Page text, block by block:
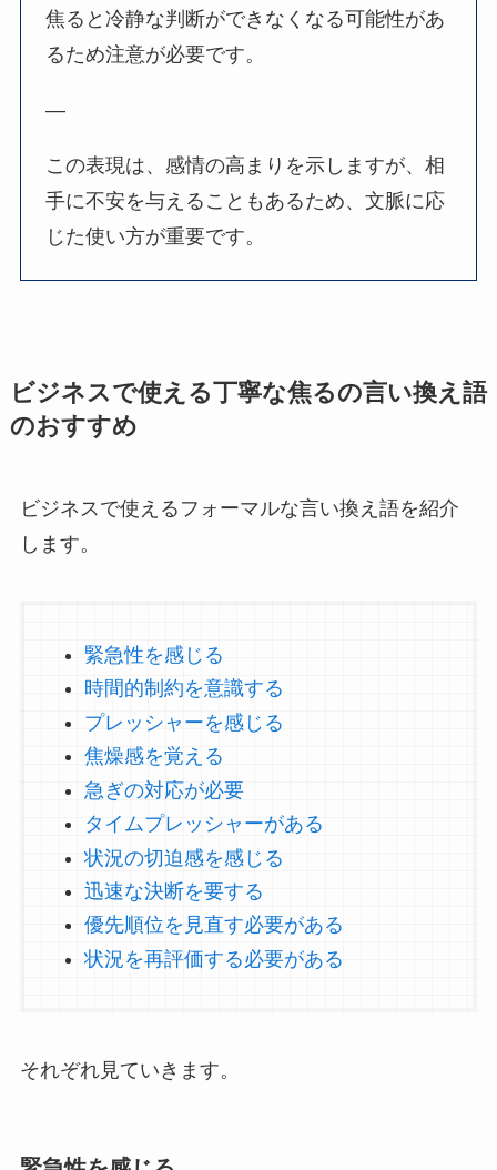
焦ると冷静な判断ができなくなる可能性があ
るため注意が必要です。
—
この表現は、感情の高まりを示しますが、相
手に不安を与えることもあるため、文脈に応
じた使い方が重要です。
ビジネスで使える丁寧な焦るの言い換え語
のおすすめ
ビジネスで使えるフォーマルな言い換え語を紹介
します。
緊急性を感じる
時間的制約を意識する
プレッシャーを感じる
焦燥感を覚える
急ぎの対応が必要
タイムプレッシャーがある
状況の切迫感を感じる
迅速な決断を要する
優先順位を見直す必要がある
状況を再評価する必要がある
それぞれ見ていきます。